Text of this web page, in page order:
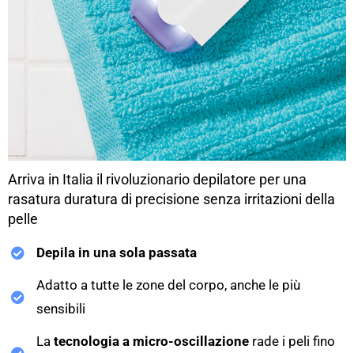
Arriva in Italia il rivoluzionario depilatore per una
rasatura duratura di precisione senza irritazioni della
pelle
Depila in una sola passata
Adatto a tutte le zone del corpo, anche le più
sensibili
Latecnologia a micro-oscillazione rade i peli fino